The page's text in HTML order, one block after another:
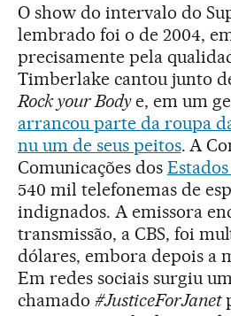
O show do intervalo do
lembrado foi o de 2004,
precisamente pela
Timberlake cantou junto
Rock your Bodye, em um
arrancou parte da roupa
nu um de seus peitos. A
Comunicações dos
540 mil telefonemas de
indignados. A emissora
transmissão, a CBS, foi
dólares, embora depois a
Em redes sociais surgiu
chamado #JusticeForJanet